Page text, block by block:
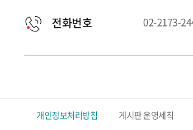
전화번호 02-2173-
개인정보처리방침 게시판 운영세칙